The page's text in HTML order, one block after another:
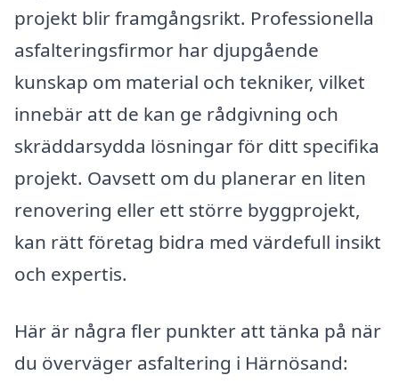
projekt blir framgångsrikt. Professionella
asfalteringsfirmor har djupgående
kunskap om material och tekniker, vilket
innebär att de kan ge rådgivning och
skräddarsydda lösningar för ditt specifika
projekt. Oavsett om du planerar en liten
renovering eller ett större byggprojekt,
kan rätt företag bidra med värdefull insikt
och expertis.
Här är några fler punkter att tänka på när
du överväger asfaltering i Härnösand: